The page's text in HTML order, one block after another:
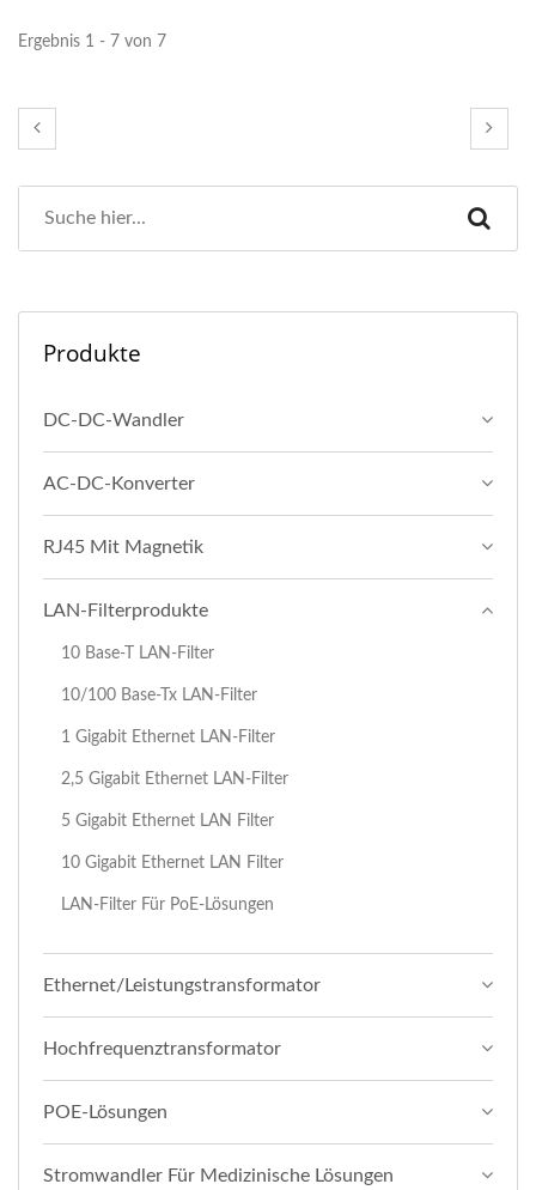
Ergebnis 1 - 7 von 7
Produkte
DC-DC-Wandler
AC-DC-Konverter
RJ45 Mit Magnetik
LAN-Filterprodukte
10 Base-T LAN-Filter
10/100 Base-Tx LAN-Filter
1 Gigabit Ethernet LAN-Filter
2,5 Gigabit Ethernet LAN-Filter
5 Gigabit Ethernet LAN Filter
10 Gigabit Ethernet LAN Filter
LAN-Filter Für PoE-Lösungen
Ethernet/Leistungstransformator
Hochfrequenztransformator
POE-Lösungen
Stromwandler Für Medizinische Lösungen